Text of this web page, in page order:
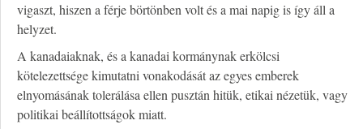
vigaszt, hiszen a férje börtönben volt és a mai napig is így áll a
helyzet.
A kanadaiaknak, és a kanadai kormánynak erkölcsi
kötelezettsége kimutatni vonakodását az egyes emberek
elnyomásának tolerálása ellen pusztán hitük, etikai nézetük, vagy
politikai beállítottságok miatt.